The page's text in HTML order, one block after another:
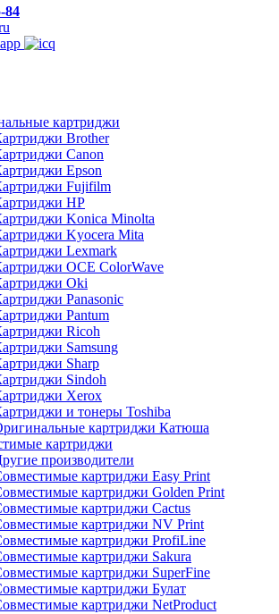
84
картриджи
Brother
Canon
Epson
Fujifilm
HP
Konica Minolta
Kyocera Mita
Lexmark
OCE ColorWave
Oki
Panasonic
Pantum
Ricoh
Samsung
Sharp
Sindoh
Xerox
и тонеры Toshiba
картриджи Катюша
картриджи
производители
картриджи Easy Print
картриджи Golden Print
картриджи Cactus
картриджи NV Print
картриджи ProfiLine
картриджи Sakura
картриджи SuperFine
картриджи Булат
картриджи NetProduct